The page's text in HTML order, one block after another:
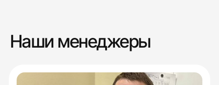
Наши менеджеры